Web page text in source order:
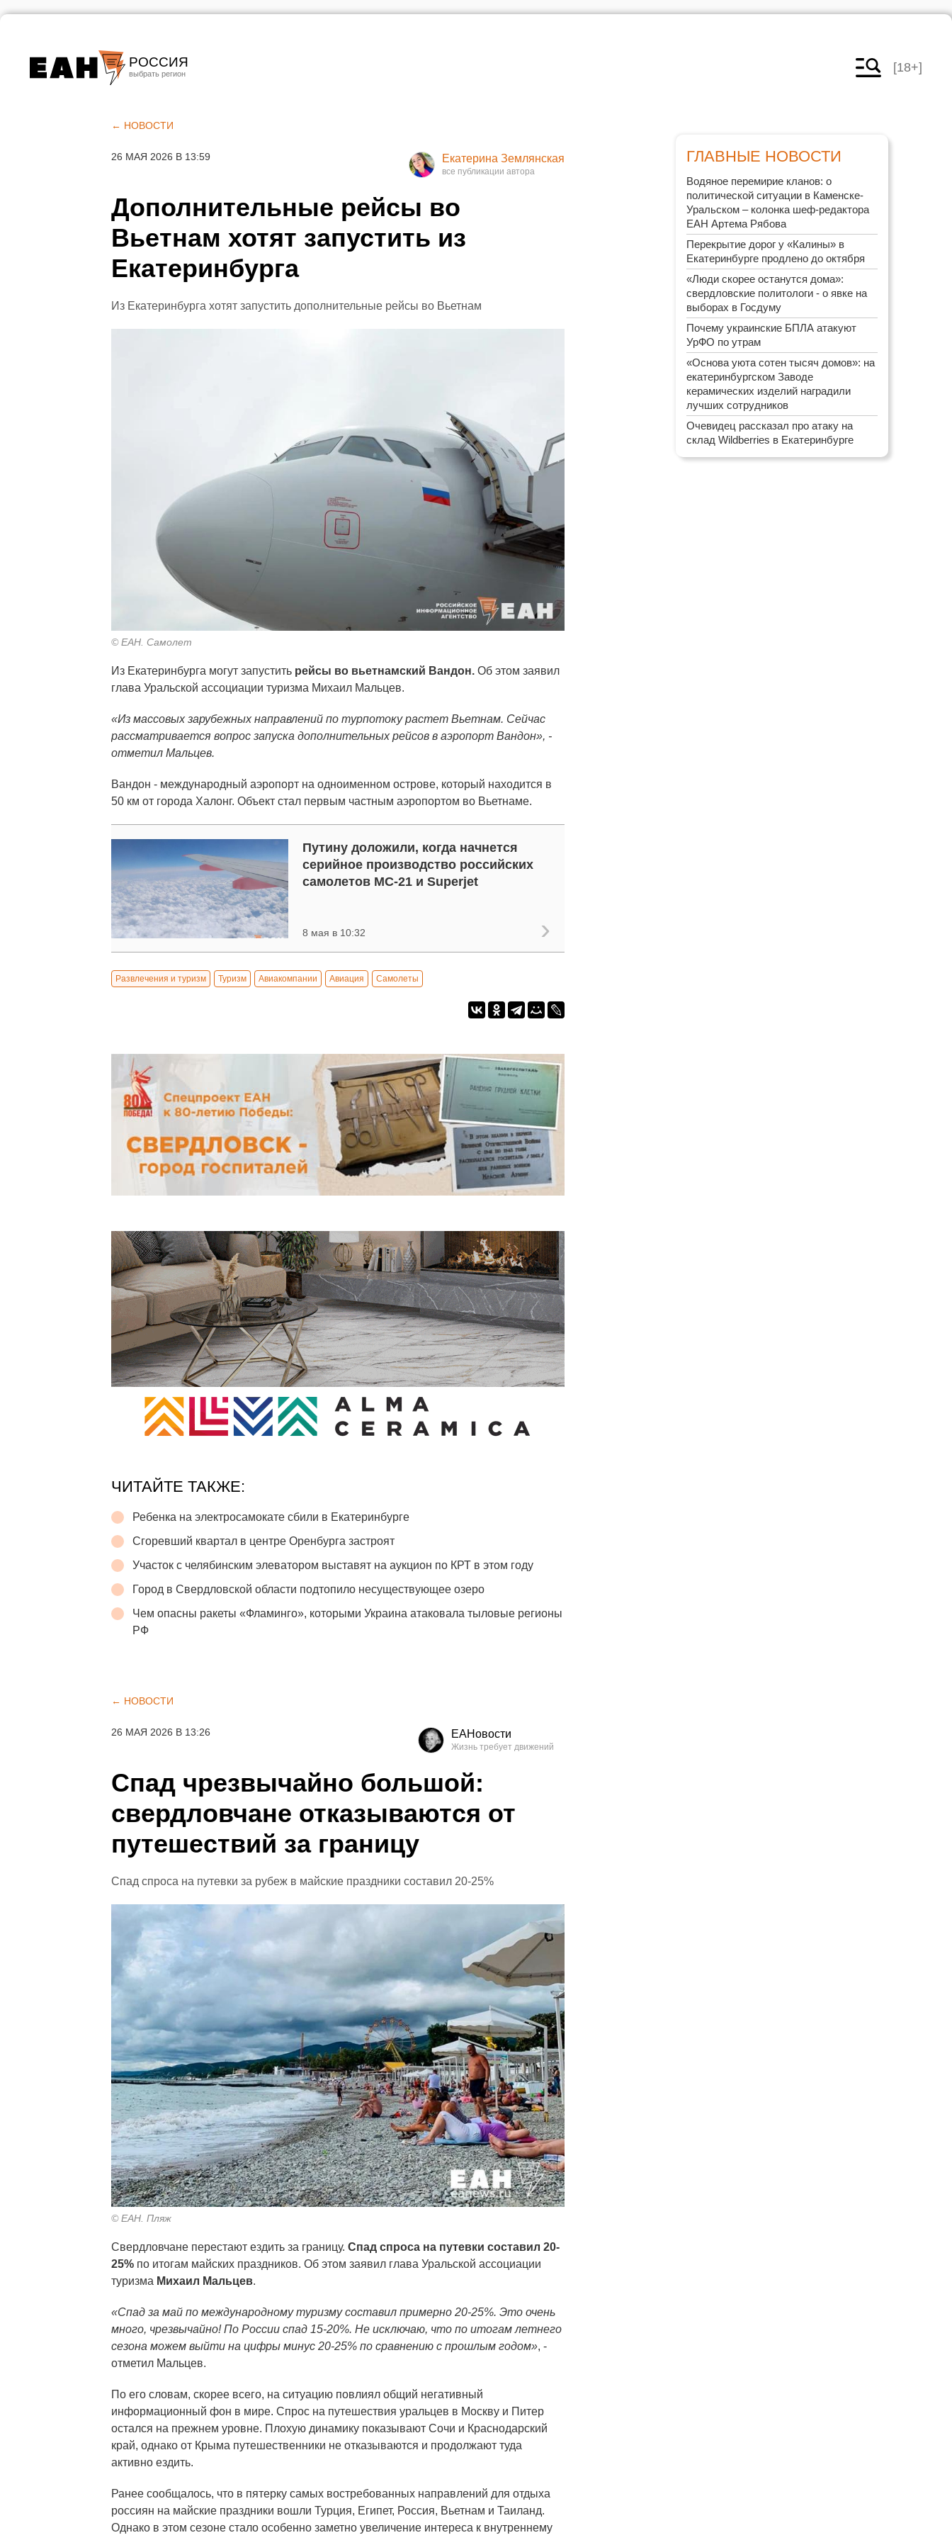
РОССИЯ
Челябинск
[18+]
← НОВОСТИ
26 МАЯ 2026 В 13:59 Екатерина Землянская
Дополнительные рейсы во
Вьетнам хотят запустить из
Екатеринбурга
Из Екатеринбурга хотят запустить дополнительные рейсы во Вьетнам
© ЕАН. Самолет
Из Екатеринбурга могут запустить рейсы во вьетнамский Вандон. Об этом заявил
глава Уральской ассоциации туризма Михаил Мальцев.
«Из массовых зарубежных направлений по турпотоку растет Вьетнам. Сейчас
рассматривается вопрос запуска дополнительных рейсов в аэропорт Вандон», -
отметил Мальцев.
Вандон - международный аэропорт на одноименном острове, который находится в
50 км от города Халонг. Объект стал первым частным аэропортом во Вьетнаме.
Путину доложили, когда начнется
серийное производство российских
самолетов МС-21 и Superjet
8 мая в 10:32
Развлечения и туризм Туризм Авиакомпании Авиация Самолеты
ЧИТАЙТЕ ТАКЖЕ:
Ребенка на электросамокате сбили в Екатеринбурге
Сгоревший квартал в центре Оренбурга застроят
Участок с челябинским элеватором выставят на аукцион по КРТ в этом году
Город в Свердловской области подтопило несуществующее озеро
Чем опасны ракеты «Фламинго», которыми Украина атаковала тыловые регионы
РФ
← НОВОСТИ
26 МАЯ 2026 В 13:26 ЕАНовости
Спад чрезвычайно большой:
свердловчане отказываются от
путешествий за границу
Спад спроса на путевки за рубеж в майские праздники составил 20-25%
© ЕАН. Пляж
Свердловчане перестают ездить за границу. Спад спроса на путевки составил 20-
25% по итогам майских праздников. Об этом заявил глава Уральской ассоциации
туризма Михаил Мальцев.
«Спад за май по международному туризму составил примерно 20-25%. Это очень
много, чрезвычайно! По России спад 15-20%. Не исключаю, что по итогам летнего
сезона можем выйти на цифры минус 20-25% по сравнению с прошлым годом», -
отметил Мальцев.
По его словам, скорее всего, на ситуацию повлиял общий негативный
информационный фон в мире. Спрос на путешествия уральцев в Москву и Питер
остался на прежнем уровне. Плохую динамику показывают Сочи и Краснодарский
край, однако от Крыма путешественники не отказываются и продолжают туда
активно ездить.
Ранее сообщалось, что в пятерку самых востребованных направлений для отдыха
россиян на майские праздники вошли Турция, Египет, Россия, Вьетнам и Таиланд.
Однако в этом сезоне стало особенно заметно увеличение интереса к внутреннему
ГЛАВНЫЕ НОВОСТИ
Водяное перемирие кланов: о
политической ситуации в Каменске-
Уральском – колонка шеф-редактора
ЕАН Артема Рябова
Перекрытие дорог у «Калины» в
Екатеринбурге продлено до октября
«Люди скорее останутся дома»:
свердловские политологи - о явке на
выборах в Госдуму
Почему украинские БПЛА атакуют
УрФО по утрам
«Основа уюта сотен тысяч домов»: на
екатеринбургском Заводе
керамических изделий наградили
лучших сотрудников
Очевидец рассказал про атаку на
склад Wildberries в Екатеринбурге